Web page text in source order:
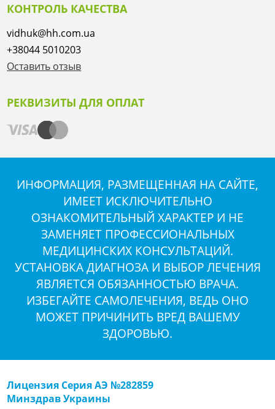
КОНТРОЛЬ КАЧЕСТВА
vidhuk@hh.com.ua
+38044 5010203
Оставить отзыв
РЕКВИЗИТЫ ДЛЯ ОПЛАТ
ИНФОРМАЦИЯ, РАЗМЕЩЕННАЯ НА САЙТЕ,
ИМЕЕТ ИСКЛЮЧИТЕЛЬНО
ОЗНАКОМИТЕЛЬНЫЙ ХАРАКТЕР И НЕ
ЗАМЕНЯЕТ ПРОФЕССИОНАЛЬНЫХ
МЕДИЦИНСКИХ КОНСУЛЬТАЦИЙ.
УСТАНОВКА ДИАГНОЗА И ВЫБОР ЛЕЧЕНИЯ
ЯВЛЯЕТСЯ ОБЯЗАННОСТЬЮ ВРАЧА.
ИЗБЕГАЙТЕ САМОЛЕЧЕНИЯ, ВЕДЬ ОНО
МОЖЕТ ПРИЧИНИТЬ ВРЕД ВАШЕМУ
ЗДОРОВЬЮ.
Лицензия Серия АЭ №282859
Минздрав Украины